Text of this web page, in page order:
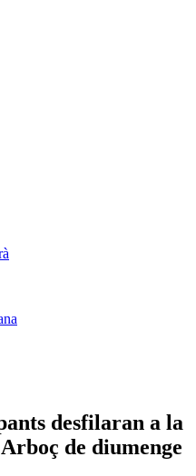
desfilaran a la
de diumenge